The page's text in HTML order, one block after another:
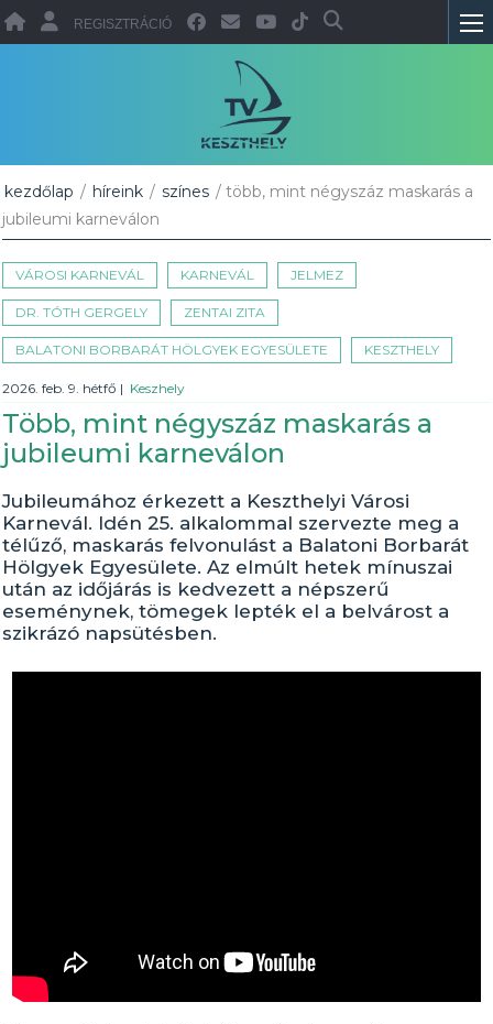
REGISZTRÁCIÓ
kezdőlap / híreink / színes / több, mint négyszáz maskarás a
jubileumi karneválon
VÁROSI KARNEVÁL KARNEVÁL JELMEZ
DR. TÓTH GERGELY ZENTAI ZITA
BALATONI BORBARÁT HÖLGYEK EGYESÜLETE KESZTHELY
2026. feb. 9. hétfő | Keszhely
Több, mint négyszáz maskarás a
jubileumi karneválon
Jubileumához érkezett a Keszthelyi Városi
Karnevál. Idén 25. alkalommal szervezte meg a
télűző, maskarás felvonulást a Balatoni Borbarát
Hölgyek Egyesülete. Az elmúlt hetek mínuszai
után az időjárás is kedvezett a népszerű
eseménynek, tömegek lepték el a belvárost a
szikrázó napsütésben.